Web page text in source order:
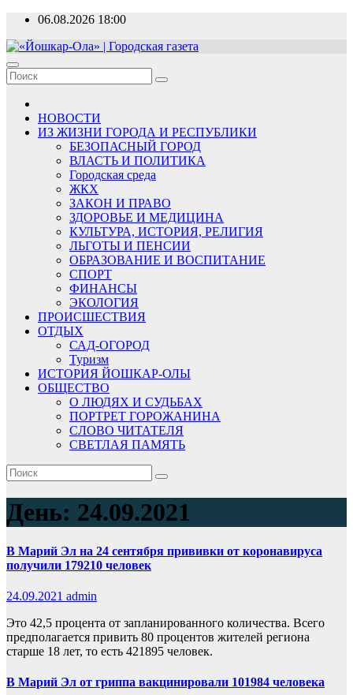
Перейти
содержимому
06.08.2026 18:00
«Йошкар-Ола» | Городская газета
Новости, события, люди
НОВОСТИ
ИЗ ЖИЗНИ ГОРОДА И РЕСПУБЛИКИ
БЕЗОПАСНЫЙ ГОРОД
ВЛАСТЬ И ПОЛИТИКА
Городская среда
ЖКХ
ЗАКОН И ПРАВО
ЗДОРОВЬЕ И МЕДИЦИНА
КУЛЬТУРА, ИСТОРИЯ, РЕЛИГИЯ
ЛЬГОТЫ И ПЕНСИИ
ОБРАЗОВАНИЕ И ВОСПИТАНИЕ
СПОРТ
ФИНАНСЫ
ЭКОЛОГИЯ
ПРОИСШЕСТВИЯ
ОТДЫХ
САД-ОГОРОД
Туризм
ИСТОРИЯ ЙОШКАР-ОЛЫ
ОБЩЕСТВО
О ЛЮДЯХ И СУДЬБАХ
ПОРТРЕТ ГОРОЖАНИНА
СЛОВО ЧИТАТЕЛЯ
СВЕТЛАЯ ПАМЯТЬ
День: 24.09.2021
В Марий Эл на 24 сентября прививки от коронавируса
получили 179210 человек
24.09.2021 admin
Это 42,5 процента от запланированного количества. Всего
предполагается привить 80 процентов жителей региона
старше 18 лет, то есть 421895 человек.
В Марий Эл от гриппа вакцинировали 101984 человека